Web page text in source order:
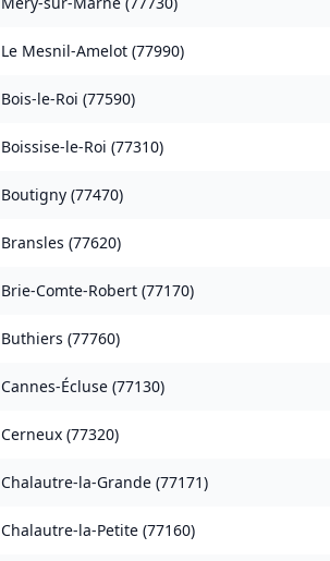
Le Mesnil-Amelot (77990)
Bois-le-Roi (77590)
Boissise-le-Roi (77310)
Boutigny (77470)
Bransles (77620)
Brie-Comte-Robert (77170)
Buthiers (77760)
Cannes-Écluse (77130)
Cerneux (77320)
Chalautre-la-Grande (77171)
Chalautre-la-Petite (77160)